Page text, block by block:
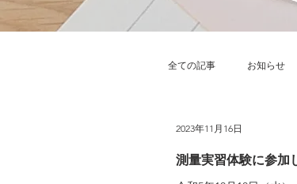
全ての記事 お知らせ
社会貢献
測量実習体験に参加
2023年11月16日